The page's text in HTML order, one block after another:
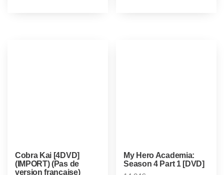
Cobra Kai [4DVD]
(IMPORT) (Pas de
version française)
My Hero Academia:
Season 4 Part 1 [DVD]